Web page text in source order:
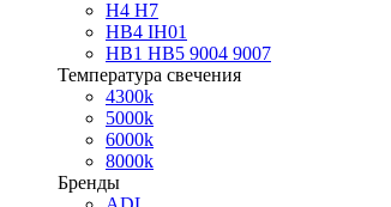
H4 H7
HB4 IH01
HB1 HB5 9004 9007
Температура свечения
4300k
5000k
6000k
8000k
Бренды